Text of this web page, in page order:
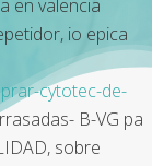
en valencia
io epica
cytotec-de-
B-VG pa
sobre